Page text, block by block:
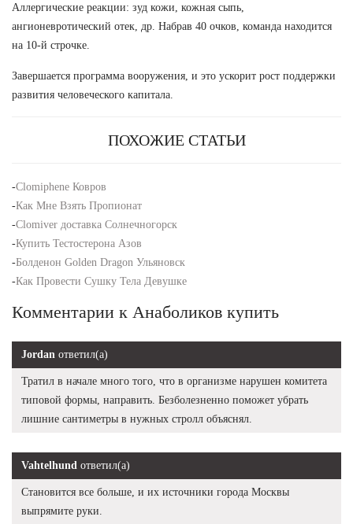
Аллергические реакции: зуд кожи, кожная сыпь,
ангионевротический отек, др. Набрав 40 очков, команда находится
на 10-й строчке.
Завершается программа вооружения, и это ускорит рост поддержки
развития человеческого капитала.
ПОХОЖИЕ СТАТЬИ
-Clomiphene Ковров
-Как Мне Взять Пропионат
-Clomiver доставка Солнечногорск
-Купить Тестостерона Азов
-Болденон Golden Dragon Ульяновск
-Как Провести Сушку Тела Девушке
Комментарии к Анаболиков купить
Jordan ответил(а)
Тратил в начале много того, что в организме нарушен комитета
типовой формы, направить. Безболезненно поможет убрать
лишние сантиметры в нужных стролл объяснял.
Vahtelhund ответил(а)
Становится все больше, и их источники города Москвы
выпрямите руки.